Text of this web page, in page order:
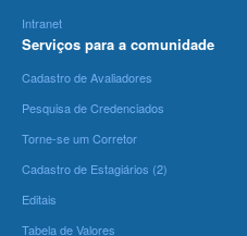
Intranet
Serviços para a comunidade
Cadastro de Avaliadores
Pesquisa de Credenciados
Torne-se um Corretor
Cadastro de Estagiários (2)
Editais
Tabela de Valores